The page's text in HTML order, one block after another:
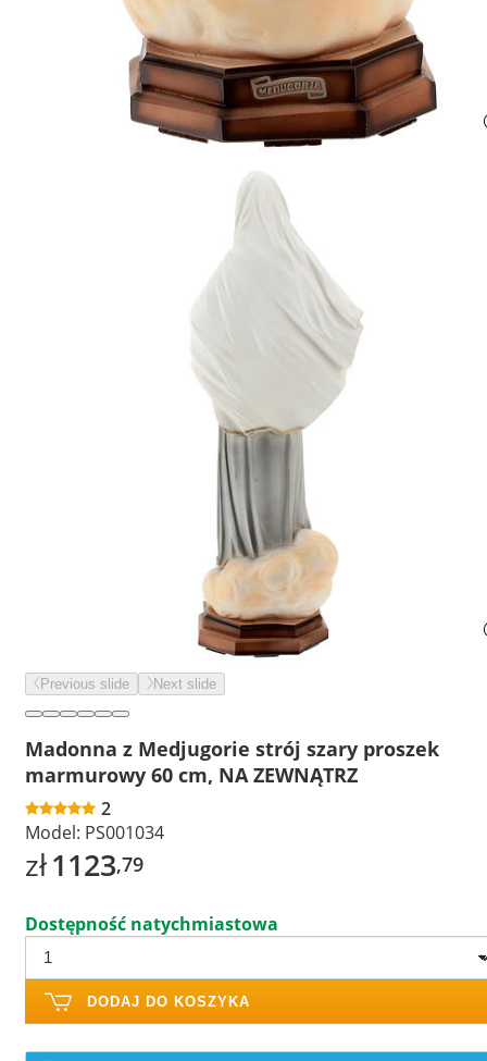
Previous slide Next slide
Madonna z Medjugorie strój szary proszek
marmurowy 60 cm, NA ZEWNĄTRZ
2
Model: PS001034
zł1123,79
Dostępność natychmiastowa
DODAJ DO KOSZYKA